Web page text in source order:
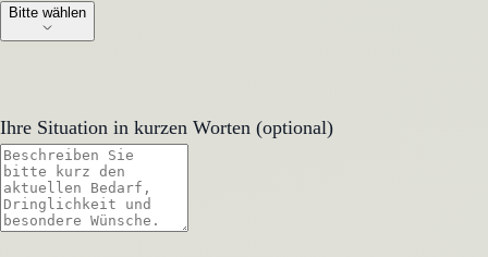
Bitte wählen
Ihre Situation in kurzen Worten (optional)